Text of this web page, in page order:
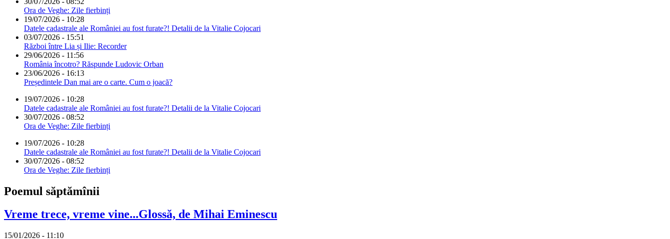
Ora de Veghe: Zile fierbinți
19/07/2026 - 10:28
Datele cadastrale ale României au fost furate?! Detalii de la Vitalie Cojocari
03/07/2026 - 15:51
Război între Lia și Ilie: Recorder
29/06/2026 - 11:56
România încotro? Răspunde Ludovic Orban
23/06/2026 - 16:13
Președintele Dan mai are o carte. Cum o joacă?
19/07/2026 - 10:28
Datele cadastrale ale României au fost furate?! Detalii de la Vitalie Cojocari
30/07/2026 - 08:52
Ora de Veghe: Zile fierbinți
19/07/2026 - 10:28
Datele cadastrale ale României au fost furate?! Detalii de la Vitalie Cojocari
30/07/2026 - 08:52
Ora de Veghe: Zile fierbinți
Poemul săptămînii
Vreme trece, vreme vine...Glossă, de Mihai Eminescu
15/01/2026 - 11:10